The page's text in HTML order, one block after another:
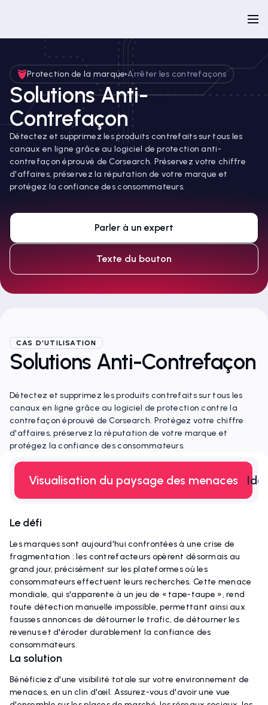
Protection de la marque Arrêter les contrefaçons
Solutions Anti-
Contrefaçon
Détectez et supprimez les produits contrefaits sur tous les
canaux en ligne grâce au logiciel de protection anti-
contrefaçon éprouvé de Corsearch. Préservez votre chiffre
d'affaires, préservez la réputation de votre marque et
protégez la confiance des consommateurs.
Parler à un expert
Texte du bouton
CAS D'UTILISATION
Solutions Anti-Contrefaçon
Détectez et supprimez les produits contrefaits sur tous les
canaux en ligne grâce au logiciel de protection contre la
contrefaçon éprouvé de Corsearch. Protégez votre chiffre
d'affaires, préservez la réputation de votre marque et
protégez la confiance des consommateurs.
Visualisation du paysage des menaces
Le défi
Les marques sont aujourd'hui confrontées à une crise de
fragmentation : les contrefacteurs opèrent désormais au
grand jour, précisément sur les plateformes où les
consommateurs effectuent leurs recherches. Cette menace
mondiale, qui s'apparente à un jeu de « tape-taupe », rend
toute détection manuelle impossible, permettant ainsi aux
fausses annonces de détourner le trafic, de détourner les
revenus et d'éroder durablement la confiance des
consommateurs.
La solution
Bénéficiez d'une visibilité totale sur votre environnement de
menaces, en un clin d'œil. Assurez-vous d'avoir une vue